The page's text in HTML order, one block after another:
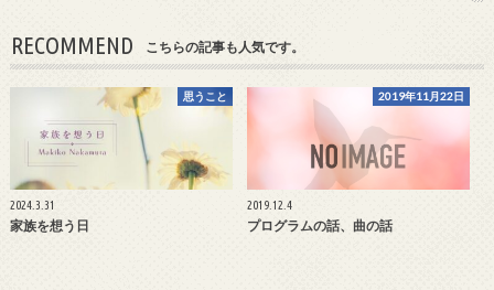
RECOMMEND こちらの記事も人気です。
思うこと
2024.3.31
家族を想う日
2019年11月22日
2019.12.4
プログラムの話、曲の話